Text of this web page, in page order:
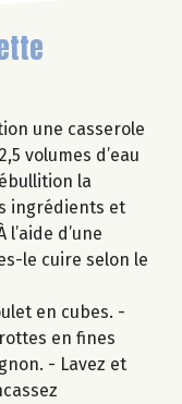
une casserole
volumes d’eau
la
ingrédients et
d’une
le cuire selon le
en cubes. -
en fines
- Lavez et